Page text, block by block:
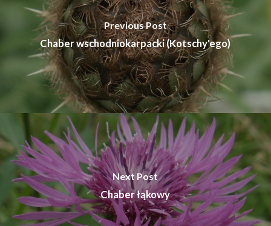
Previous Post
Chaber wschodniokarpacki (Kotschy'ego)
Next Post
Chaber łąkowy